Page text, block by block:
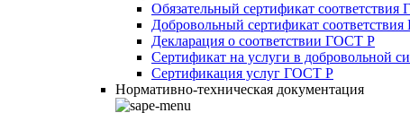
Обязательный сертификат
Добровольный сертификат
Декларация о соответствии ГОСТ Р
Сертификат на услуги в добровольной
Сертификация услуг ГОСТ Р
Нормативно-техническая документация